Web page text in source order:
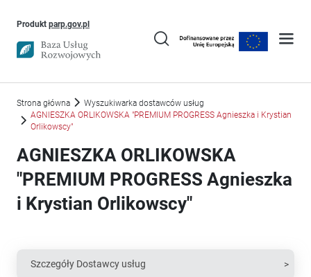
Produkt parp.gov.plUwaga, link otworzy się w nowym oknie
Strona główna
Wyszukiwarka dostawców usług
AGNIESZKA ORLIKOWSKA "PREMIUM PROGRESS Agnieszka i Krystian
Orlikowscy"
AGNIESZKA ORLIKOWSKA
"PREMIUM PROGRESS Agnieszka
i Krystian Orlikowscy"
Szczegóły Dostawcy usług